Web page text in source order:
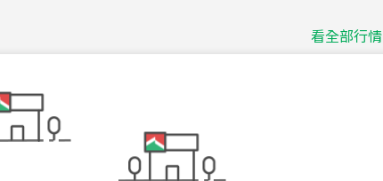
看全部行情
台北市中山區長春路